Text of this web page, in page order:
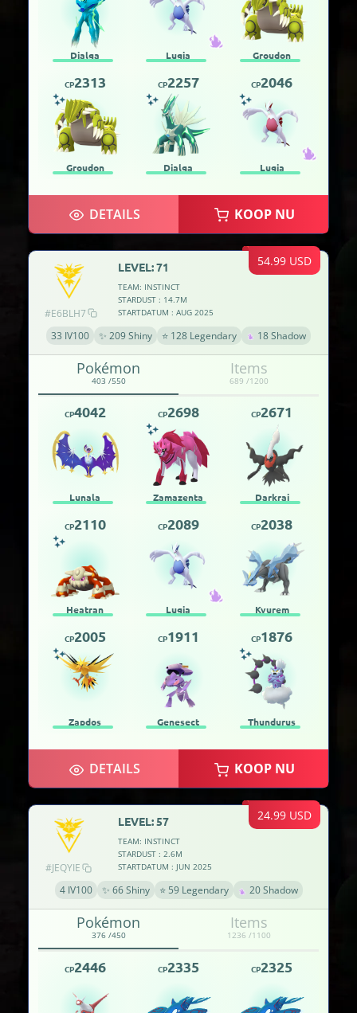
Dialga Lugia Groudon
CP2313
Groudon
CP2257
Dialga
CP2046
Lugia
DETAILS KOOP NU
54.99 USD
#E6BLH7
LEVEL: 71
TEAM: INSTINCT
STARDUST : 14.7M
STARTDATUM : AUG 2025
33 IV100 ✨ 209 Shiny ⭐ 128 Legendary 18 Shadow
Pokémon
403 /550
Items
689 /1200
CP4042
Lunala
CP2698
Zamazenta
CP2671
Darkrai
CP2110
Heatran
CP2089
Lugia
CP2038
Kyurem
CP2005
Zapdos
CP1911
Genesect
CP1876
Thundurus
DETAILS KOOP NU
24.99 USD
#JEQYIE
LEVEL: 57
TEAM: INSTINCT
STARDUST : 2.6M
STARTDATUM : JUN 2025
4 IV100 ✨ 66 Shiny ⭐ 59 Legendary 20 Shadow
Pokémon
376 /450
Items
1236 /1100
CP2446 CP2335 CP2325